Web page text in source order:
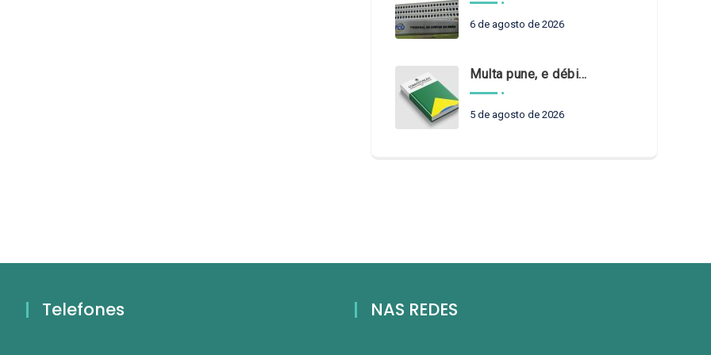
6 de agosto de 2026
Multa pune, e débito recompõe. § 3º do art. 71 da Constituição: um problema de legística formal
5 de agosto de 2026
Telefones NAS REDES